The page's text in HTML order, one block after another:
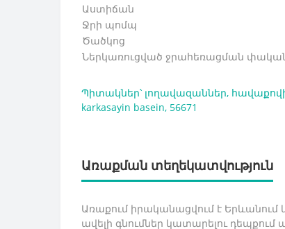
Աստիճան
Ջրի պոմպ
Ծածկոց
Ներկառուցված ջրահեռացման
Պիտակներ՝ լողավազաններ,
karkasayin basein, 56671
Առաքման տեղեկատվություն
Առաքում իրականացվում է Երևանում
ավելի գնումներ կատարելու